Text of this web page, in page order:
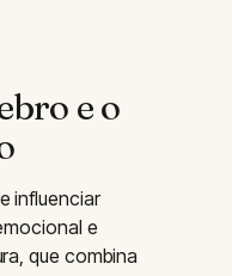
e o
influenciar
e
que combina